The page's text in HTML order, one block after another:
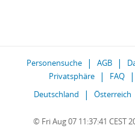
Personensuche AGB
Privatsphäre
FAQ
Deutschland
Österreich
© Fri Aug 07 11:37:41 CEST